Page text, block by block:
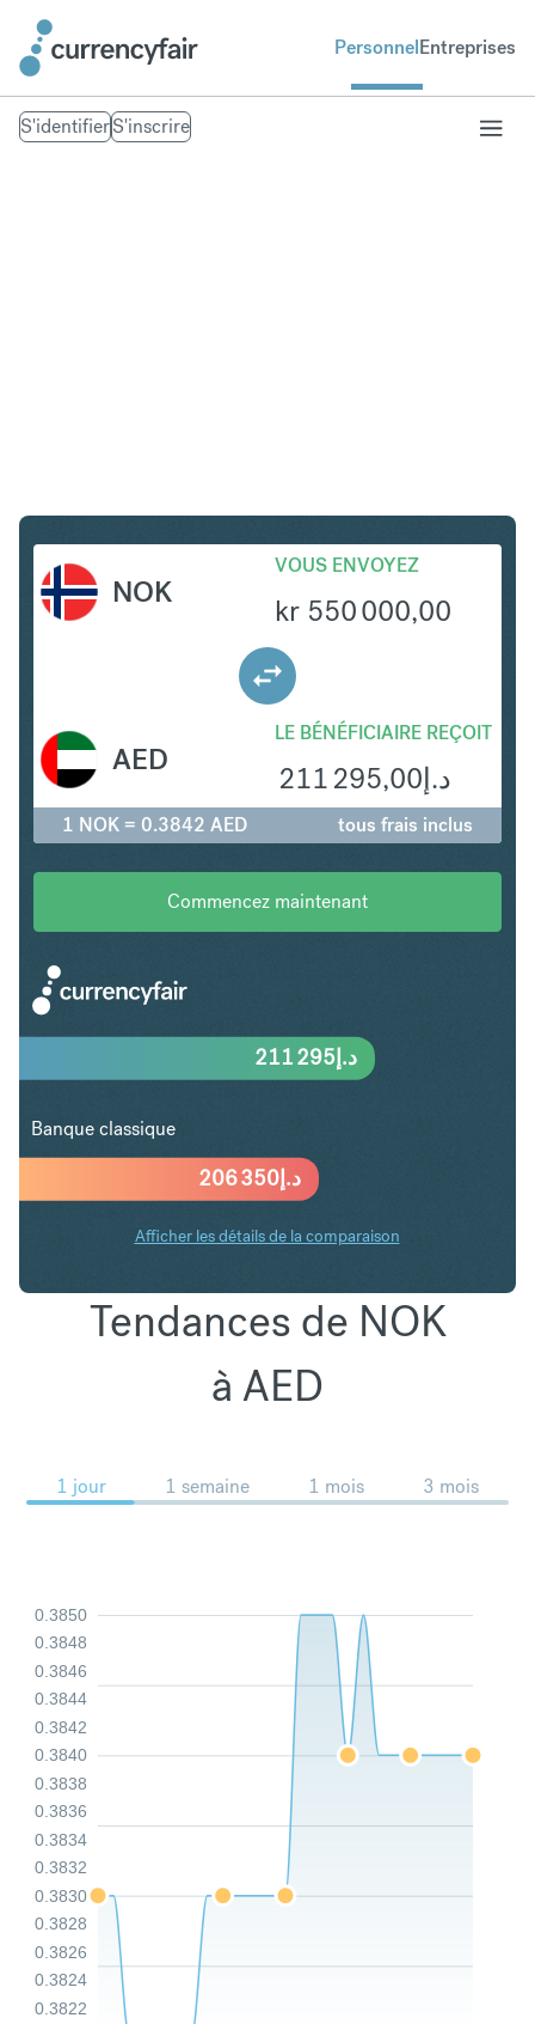
PersonnelEntreprises
S'identifierS'inscrire
NOK
VOUS ENVOYEZ
kr 550 000,00
LE BÉNÉFICIAIRE REÇOIT
د.إ211 295,00
AED
1 NOK = 0.3842 AED tous frais inclus
Commencez maintenant
د.إ206 350
د.إ211 295
Banque classique
Afficher les détails de la comparaison
Tendances de NOK
à AED
1 jour 1 semaine 1 mois 3 mois
0.3822
0.3824
0.3826
0.3828
0.3830
0.3832
0.3834
0.3836
0.3838
0.3840
0.3842
0.3844
0.3846
0.3848
0.3850